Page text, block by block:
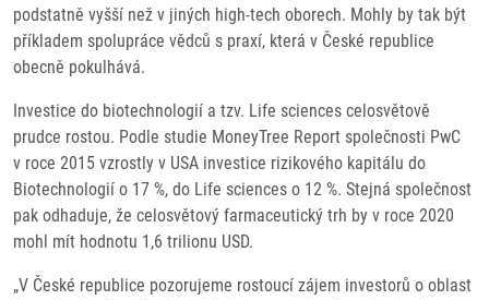
podstatně vyšší než v jiných high-tech oborech. Mohly by tak být
příkladem spolupráce vědců s praxí, která v České republice
obecně pokulhává.
Investice do biotechnologií a tzv. Life sciences celosvětově
prudce rostou. Podle studie MoneyTree Report společnosti PwC
v roce 2015 vzrostly v USA investice rizikového kapitálu do
Biotechnologií o 17 %, do Life sciences o 12 %. Stejná společnost
pak odhaduje, že celosvětový farmaceutický trh by v roce 2020
mohl mít hodnotu 1,6 trilionu USD.
„V České republice pozorujeme rostoucí zájem investorů o oblast